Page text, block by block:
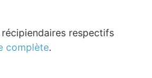
respectifs
complète.